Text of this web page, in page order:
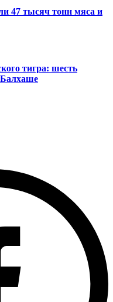
47 тысяч тонн мяса и
тигра: шесть